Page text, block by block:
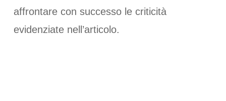
affrontare con successo le criticità
evidenziate nell’articolo.